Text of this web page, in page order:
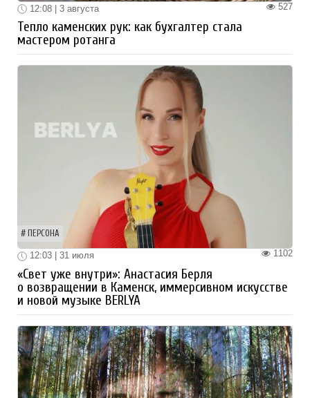
527
12:08 | 3 августа
Тепло каменских рук: как бухгалтер стала
мастером ротанга
ПЕРСОНА
1102
12:03 | 31 июля
«Свет уже внутри»: Анастасия Берля
о возвращении в Каменск, иммерсивном искусстве
и новой музыке BERLYA